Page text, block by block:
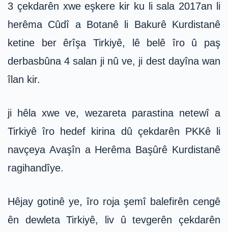
3 çekdarên xwe eşkere kir ku li sala 2017an li
herêma Cûdî a Botanê li Bakurê Kurdistanê
ketine ber êrîşa Tirkiyê, lê belê îro û paş
derbasbûna 4 salan ji nû ve, ji dest dayîna wan
îlan kir.
ji hêla xwe ve, wezareta parastina netewî a
Tirkiyê îro hedef kirina dû çekdarên PKKê li
navçeya Avaşîn a Herêma Başûrê Kurdistanê
ragihandîye.
Hêjay gotinê ye, îro roja şemî balefirên cengê
ên dewleta Tirkiyê, liv û tevgerên çekdarên